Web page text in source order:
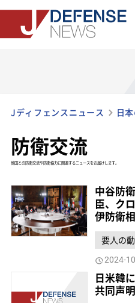
Jディフェンスニュース 日
防衛交流
他国との防衛交流や防衛協力に関連するニュースをお届けします。
中谷防
臣、ク
伊防衛
要人の
2024-
日米韓
共同声